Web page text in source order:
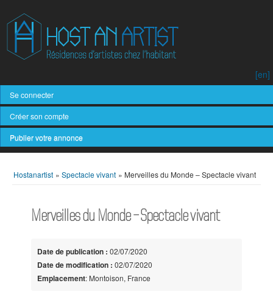
Se connecter
Créer son compte
[en]
Publier votre annonce
Hostanartist » Spectacle vivant » Merveilles du Monde – Spectacle vivant
Merveilles du Monde – Spectacle vivant
Date de publication : 02/07/2020
Date de modification : 02/07/2020
Emplacement: Montoison, France